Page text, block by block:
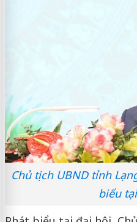
Chủ tịch UBND tỉnh
biểu